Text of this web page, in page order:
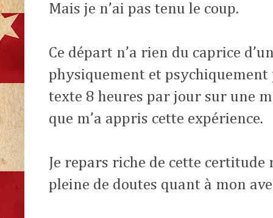
Mais je n’ai pas tenu le coup.
Ce départ n’a rien du caprice
physiquement et psychiquement
texte 8 heures par jour sur une
que m’a appris cette expérience.
Je repars riche de cette certitude
pleine de doutes quant à mon